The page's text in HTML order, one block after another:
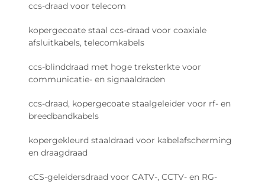
voegen. Deze dubbele bescherming houdt de
contactweerstand onder de 20 milliohm, zelfs na
1.500 thermische cycli. Praktijktests tonen aan dat
gedurende de volledige levensduur van een
voertuig, waardoor deze oplossingen het
implementeren waard zijn, ondanks de extra
kosten.
Prestatieafwegingen op
systeemniveau van CCAM-
draad in EV- en 48V-
ccs-draad voor telecom
kopergecoate staal ccs-draad voor coaxiale
afsluitkabels, telecomkabels
ccs-blinddraad met hoge treksterkte voor
communicatie- en signaaldraden
ccs-draad, kopergecoate staalgeleider voor rf- en
breedbandkabels
kopergekleurd staaldraad voor kabelafscherming
en draagdraad
cCS-geleidersdraad voor CATV-, CCTV- en RG-